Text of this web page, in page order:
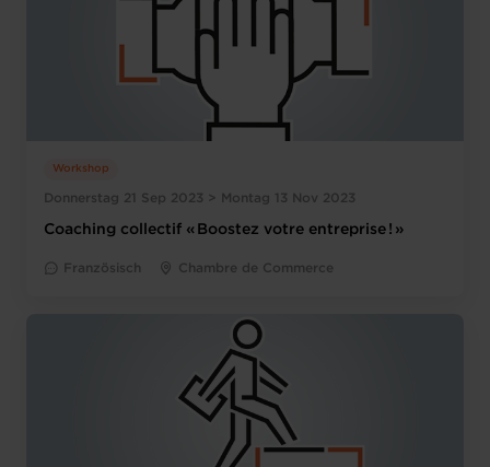
Donnerstag 21 Sep 2023 > Montag 13 Nov 2023
Workshop
Coaching collectif « Boostez votre entreprise ! »
Französisch Chambre de Commerce